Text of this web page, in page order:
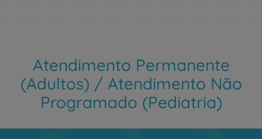
Atendimento Permanente
(Adultos) / Atendimento Não
Programado (Pediatria)